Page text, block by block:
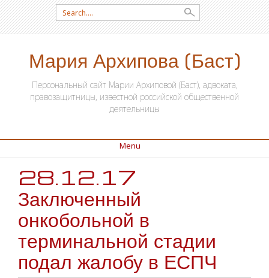
Search for:
Мария Архипова (Баст)
Персональный сайт Марии Архиповой (Баст), адвоката,
правозащитницы, известной российской общественной
деятельницы
Menu
SKIP TO CONTENT
28.12.17
Заключенный
онкобольной в
терминальной стадии
подал жалобу в ЕСПЧ